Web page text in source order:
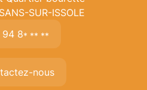
SUR-ISSOLE
94 8* ** **
nous